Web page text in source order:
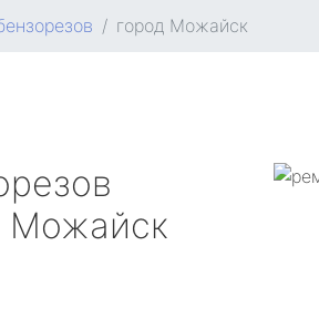
город Можайск
Можайск